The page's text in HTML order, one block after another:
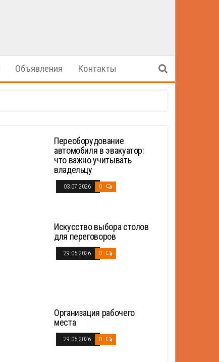
Объявления Контакты
Переоборудование
автомобиля в эвакуатор:
что важно учитывать
владельцу
03.07.2026 0
Искусство выбора столов
для переговоров
29.05.2026 0
Организация рабочего
места
29.05.2026 0